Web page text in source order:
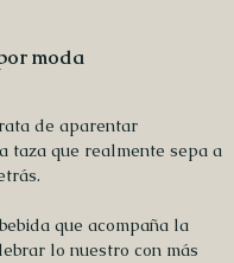
moda
de aparentar
taza que realmente sepa a
que acompaña la
lo nuestro con más